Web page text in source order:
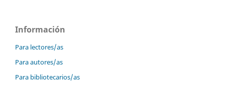
Información
Para lectores/as
Para autores/as
Para bibliotecarios/as